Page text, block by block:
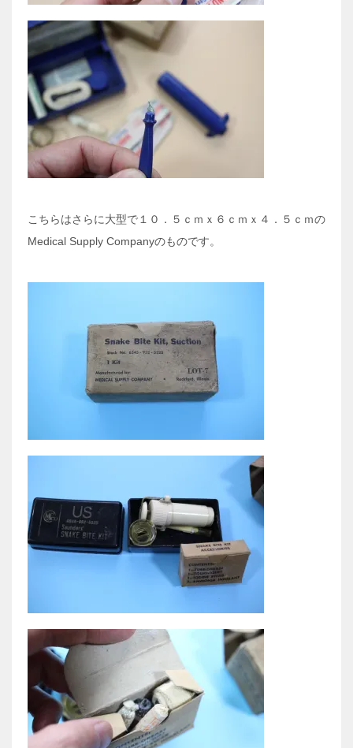
こちらはさらに大型で１０．５ｃｍｘ６ｃｍｘ４．５ｃｍの
Medical Supply Companyのものです。